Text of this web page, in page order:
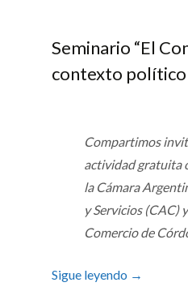
Seminario “El
contexto político
Compartimos
actividad gratuita
la Cámara
y Servicios (CAC)
Comercio de
Sigue leyendo →